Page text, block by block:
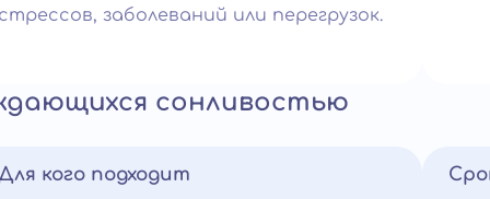
заболеваний или перегрузок.
сонливостью
кого подходит